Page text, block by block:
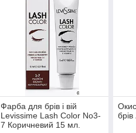
Фарба для брів і вій
Levissime Lash Color No3-
7 Коричневий 15 мл.